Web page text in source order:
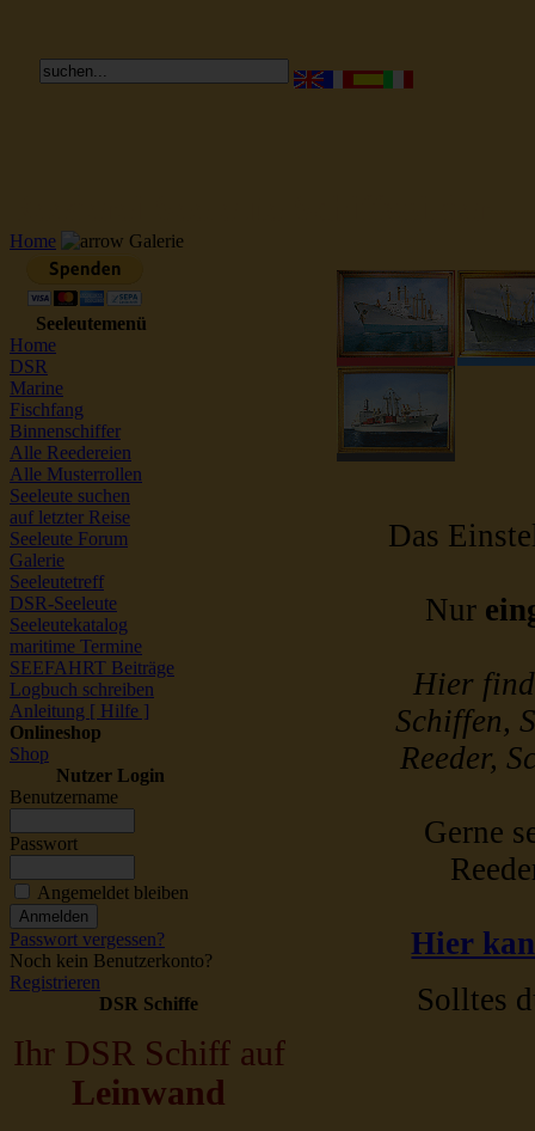
Home Galerie
Seeleutemenü
Home
DSR
Marine
Fischfang
Binnenschiffer
Alle Reedereien
Alle Musterrollen
Seeleute suchen
auf letzter Reise
Seeleute Forum
Galerie
Seeleutetreff
DSR-Seeleute
Seeleutekatalog
maritime Termine
SEEFAHRT Beiträge
Logbuch schreiben
Anleitung [ Hilfe ]
Onlineshop
Shop
Nutzer Login
Benutzername
Passwort
Angemeldet bleiben
Passwort vergessen?
Noch kein Benutzerkonto?
Registrieren
DSR Schiffe
Ihr DSR Schiff auf
Leinwand
Das
Nur
Hier
Schiffen,
Reeder,
Gerne
Hier
Solltes